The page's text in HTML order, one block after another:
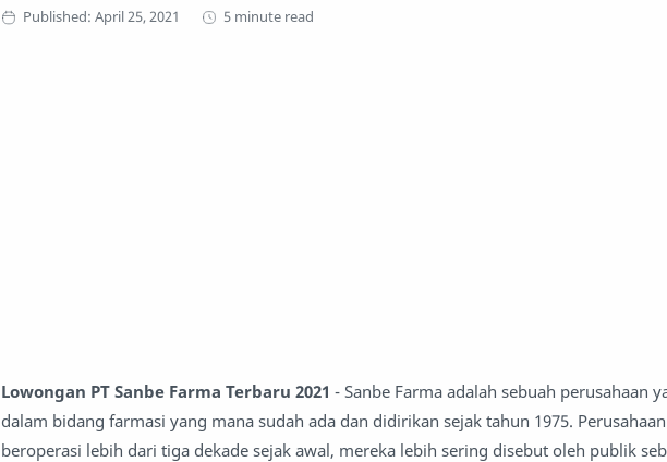
5 minute read
Lowongan PT Sanbe Farma Terbaru 2021 - Sanbe Farma adalah sebuah perusahaan
dalam bidang farmasi yang mana sudah ada dan didirikan sejak tahun 1975.
beroperasi lebih dari tiga dekade sejak awal, mereka lebih sering disebut oleh publik